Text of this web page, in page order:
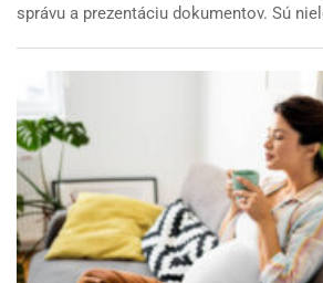
správu a prezentáciu dokumentov. Sú